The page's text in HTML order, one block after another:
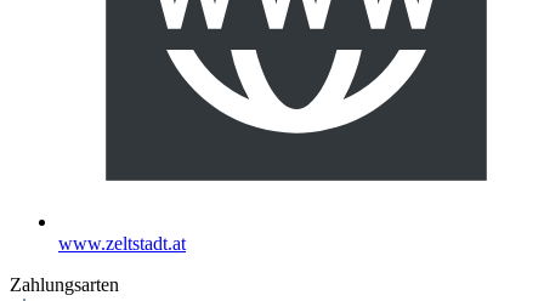
www.zeltstadt.at
Zahlungsarten